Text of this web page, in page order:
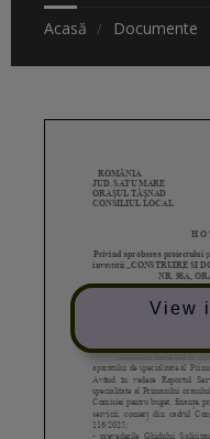
Acasă Documente
View